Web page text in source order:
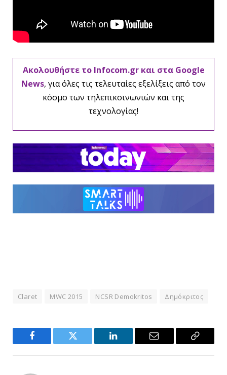
Ακολουθήστε το Infocom.gr και στα Google
News, για όλες τις τελευταίες εξελίξεις από τον
κόσμο των τηλεπικοινωνιών και της
τεχνολογίας!
Claret MWC 2015 NCSR Demokritos Δημόκριτος
Facebook Twitter LinkedIn Email
Copy